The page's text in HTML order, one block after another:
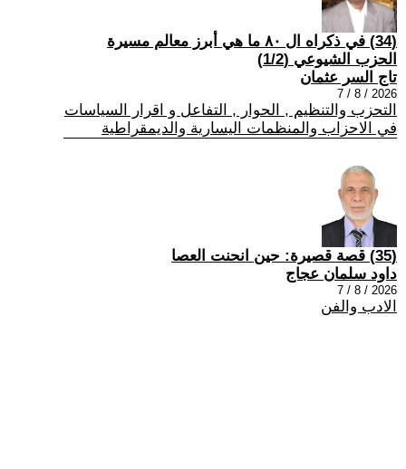
(34) في ذكراه ال ٨٠ ما هي أبرز معالم مسيرة
الحزب الشيوعي (1/2)
تاج السر عثمان
2026 / 8 / 7
التحزب والتنظيم , الحوار , التفاعل و اقرار السياسات
في الاحزاب والمنظمات اليسارية والديمقراطية
(35) قصة قصيرة: حين انحنت العصا
داود سلمان عجاج
2026 / 8 / 7
الادب والفن